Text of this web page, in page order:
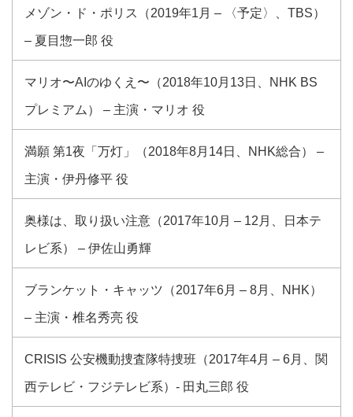
メゾン・ド・ポリス（2019年1月 – 〈予定〉、TBS）
– 夏目惣一郎 役
マリオ〜AIのゆくえ〜（2018年10月13日、NHK BS
プレミアム） – 主演・マリオ 役
満願 第1夜「万灯」（2018年8月14日、NHK総合） –
主演・伊丹修平 役
奥様は、取り扱い注意（2017年10月 – 12月、日本テ
レビ系） – 伊佐山勇輝
ブランケット・キャッツ（2017年6月 – 8月、NHK）
– 主演・椎名秀亮 役
CRISIS 公安機動捜査隊特捜班（2017年4月 – 6月、関
西テレビ・フジテレビ系）- 田丸三郎 役